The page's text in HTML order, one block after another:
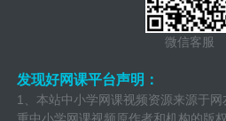
微信客服
发现好网课平台声明：
1、本站中小学网课视频资源来源于
重中小学网课视频原作者和机构的版